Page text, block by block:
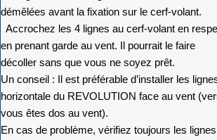
démêlées avant la fixation sur le cerf-volant.
Accrochez les 4 lignes au cerf-volant en
en prenant garde au vent. Il pourrait le faire
décoller sans que vous ne soyez prêt.
Un conseil : Il est préférable d’installer les
horizontale du REVOLUTION face au vent
vous êtes dos au vent).
En cas de problème, vérifiez toujours les